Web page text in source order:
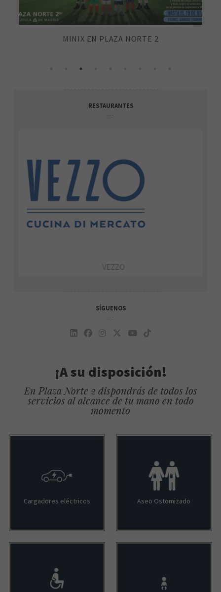
MINIX EN PLAZA NORTE 2
RESTAURANTES
VEZZO
SÍGUENOS
¡A su disposición!
En Plaza Norte 2 dispondrás de todos los
servicios al alcance de tu mano en todo
momento
Cargadores eléctricos Aseo Ostomizado